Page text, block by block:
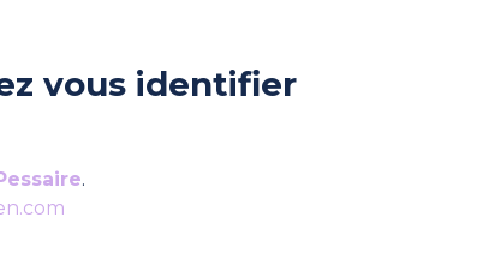
vous identifier
.